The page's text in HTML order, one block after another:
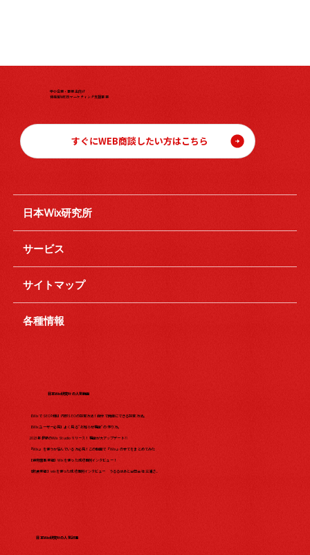
中小企業・事業主向け
伴走型WEBマーケティング支援事業
すぐにWEB商談したい方はこちら
日本Wix研究所の人気動画
【WixでSEO対策】内部SEOの設定方法！自分で簡単にできる設定方法。
【Wixユーザー必見】よく見る"お知らせ機能"の作り方。
2023年最新のWix Studio リリース！機能が大アップデート?!
『Wix』を使うか悩んでいる方必見！この動画で『Wix』の全てをまとめてみた​
【保育園事業編】Wixを使った成功事例インタビュー！
【飲食業編】wixを使った成功事例インタビュー うるるはあと合同会社 三浦さ...
日本Wix研究所の人気記事
日本Wix研究所
サービス
サイトマップ
各種情報